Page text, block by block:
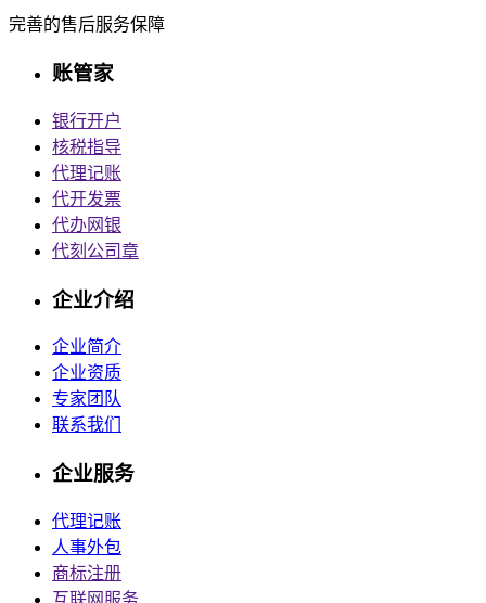
完善的售后服务保障
账管家
银行开户
核税指导
代理记账
代开发票
代办网银
代刻公司章
企业介绍
企业简介
企业资质
专家团队
联系我们
企业服务
代理记账
人事外包
商标注册
互联网服务